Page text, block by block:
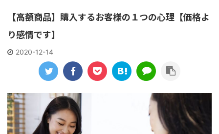
【高額商品】購入するお客様の１つの心理【価格よ
り感情です】
2020-12-14